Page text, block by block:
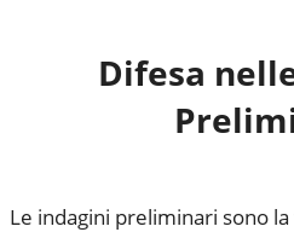
Difesa
Le indagini preliminari sono